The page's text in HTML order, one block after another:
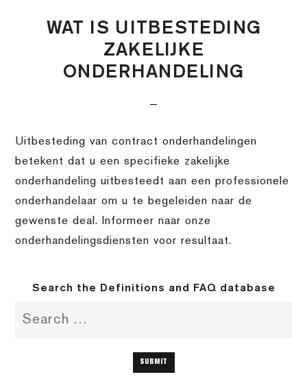
WAT IS UITBESTEDING
ZAKELIJKE
ONDERHANDELING
Uitbesteding van contract onderhandelingen
betekent dat u een specifieke zakelijke
onderhandeling uitbesteedt aan een professionele
onderhandelaar om u te begeleiden naar de
gewenste deal. Informeer naar onze
onderhandelingsdiensten voor resultaat.
Search the Definitions and FAQ database